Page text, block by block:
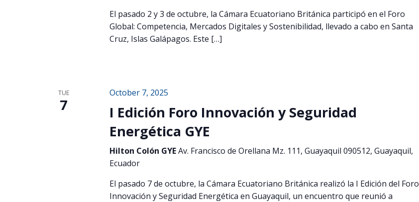
El pasado 2 y 3 de octubre, la Cámara Ecuatoriano Británica participó en el Foro
Global: Competencia, Mercados Digitales y Sostenibilidad, llevado a cabo en Santa
Cruz, Islas Galápagos. Este […]
TUE
7
October 7, 2025
I Edición Foro Innovación y Seguridad
Energética GYE
Hilton Colón GYEAv. Francisco de Orellana Mz. 111, Guayaquil 090512, Guayaquil,
Ecuador
El pasado 7 de octubre, la Cámara Ecuatoriano Británica realizó la I Edición del Foro
Innovación y Seguridad Energética en Guayaquil, un encuentro que reunió a